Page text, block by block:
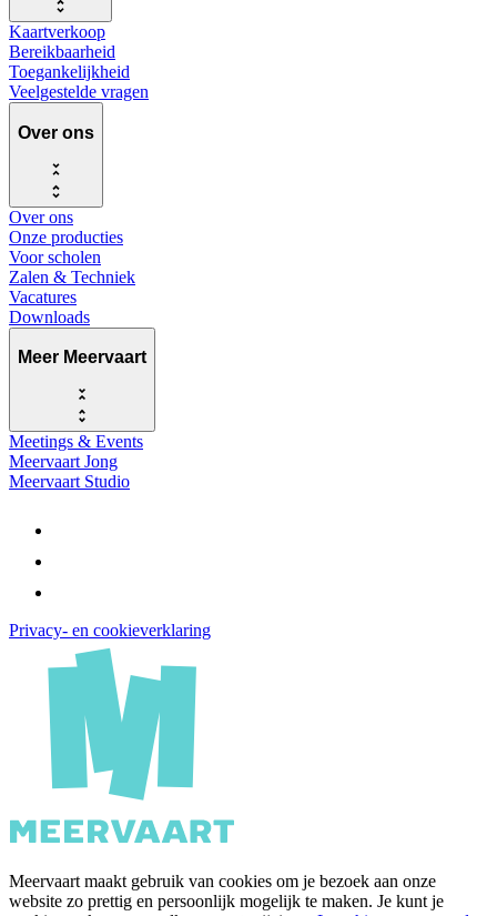
Kaartverkoop
Bereikbaarheid
Toegankelijkheid
Veelgestelde vragen
Over ons
Over ons
Onze producties
Voor scholen
Zalen & Techniek
Vacatures
Downloads
Meer Meervaart
Meetings & Events
Meervaart Jong
Meervaart Studio
Privacy- en cookieverklaring
Meervaart maakt gebruik van cookies om je bezoek aan onze
website zo prettig en persoonlijk mogelijk te maken. Je kunt je